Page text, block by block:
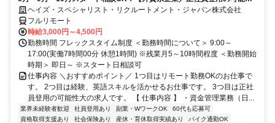
大／700万～800万／リモート勤務OK】経理財務
ヘイズ・スペシャリスト・リクルートメント・ジャパン株式会社
フルリモート
時給3,000円～4,500円
勤務時間 フレックスタイム制度 ＜勤務時間について＞ 9:00～
17:00(実働7時間00分 休憩1時間) ※残業月5～10時間程度 ＜勤務開始
時期＞ 即日～ ※スタート日相談可
仕事内容 ＼おすすめポイント／ 1つ目はリモート勤務OKのお仕事で
す。 2つ目は経験、英語スキルを活かせるお仕事です。 3つ目は正社
員登用の可能性大の求人です。 【 仕事内容 】 ・資金管理業務（日...
業界未経験者歓迎 社員登用あり 副業・WワークOK
60代も応募可
資格取得支援あり
社会保険あり 産休・育休取得実績あり
バイク通勤OK